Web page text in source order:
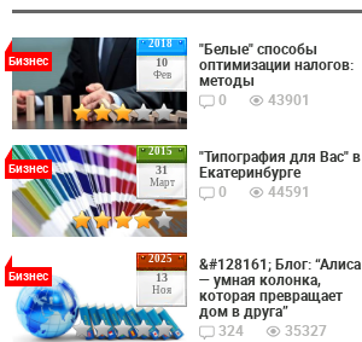
2018
10
Фев
Бизнес
"Белые" способы
оптимизации налогов:
методы
0
43901
2015
31
Март
Бизнес
"Типография для Вас" в
Екатеринбурге
0
44591
2025
13
Ноя
Бизнес
&#128161; Блог: “Алиса
— умная колонка,
которая превращает
дом в друга”
324
35327